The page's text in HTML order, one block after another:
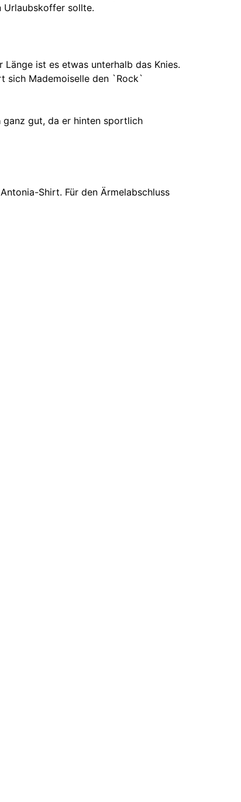
Urlaubskoffer sollte.
ist es etwas unterhalb das Knies.
sich Mademoiselle den `Rock`
ganz gut, da er hinten sportlich
Shirt. Für den Ärmelabschluss